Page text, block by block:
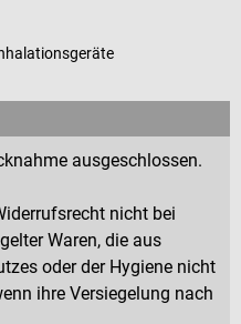
ausgeschlossen.
nicht bei
Waren, die aus
oder der Hygiene nicht
ihre Versiegelung nach